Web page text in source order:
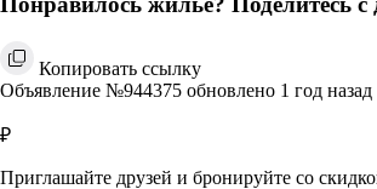
Копировать ссылку
Объявление №944375 обновлено 1 год назад
₽
Приглашайте друзей и бронируйте со